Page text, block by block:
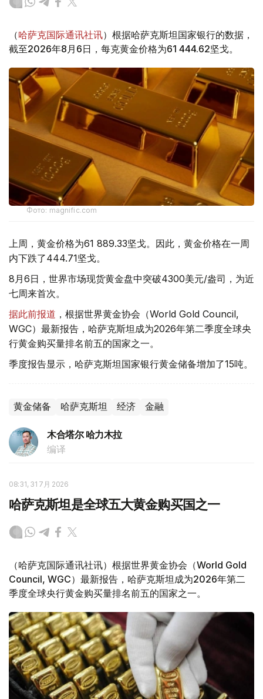
（哈萨克国际通讯社讯）根据哈萨克斯坦国家银行的数据，
截至2026年8月6日，每克黄金价格为61 444.62坚戈。
Фото: magnific.com
上周，黄金价格为61 889.33坚戈。因此，黄金价格在一周
内下跌了444.71坚戈。
8月6日，世界市场现货黄金盘中突破4300美元/盎司，为近
七周来首次。
据此前报道 ，根据世界黄金协会（World Gold Council,
WGC）最新报告，哈萨克斯坦成为2026年第二季度全球央
行黄金购买量排名前五的国家之一。
季度报告显示，哈萨克斯坦国家银行黄金储备增加了15吨。
黄金储备 哈萨克斯坦 经济 金融
木合塔尔 哈力木拉
编译
08:31, 31 7月 2026
哈萨克斯坦是全球五大黄金购买国之一
（哈萨克国际通讯社讯）根据世界黄金协会（World Gold
Council, WGC）最新报告，哈萨克斯坦成为2026年第二
季度全球央行黄金购买量排名前五的国家之一。